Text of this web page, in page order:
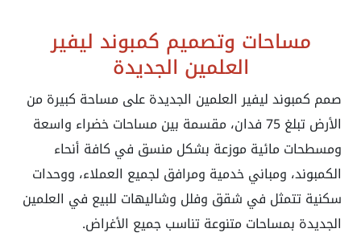
مساحات وتصميم كمبوند ليفير
العلمين الجديدة
صمم كمبوند ليفير العلمين الجديدة على مساحة كبيرة من
الأرض تبلغ 75 فدان، مقسمة بين مساحات خضراء واسعة
ومسطحات مائية موزعة بشكل منسق في كافة أنحاء
الكمبوند، ومباني خدمية ومرافق لجميع العملاء، ووحدات
سكنية تتمثل في شقق وفلل وشاليهات للبيع في العلمين
الجديدة بمساحات متنوعة تناسب جميع الأغراض.